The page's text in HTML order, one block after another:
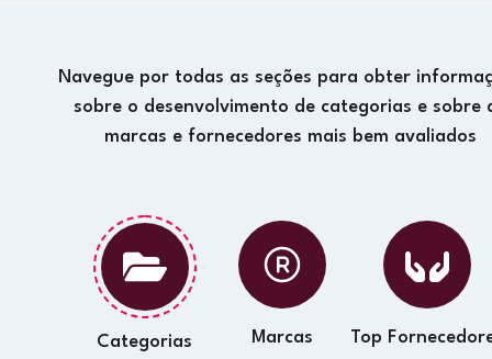
Navegue por todas as seções para obter
sobre o desenvolvimento de categorias e sobre
marcas e fornecedores mais bem avaliados
Categorias Marcas Top